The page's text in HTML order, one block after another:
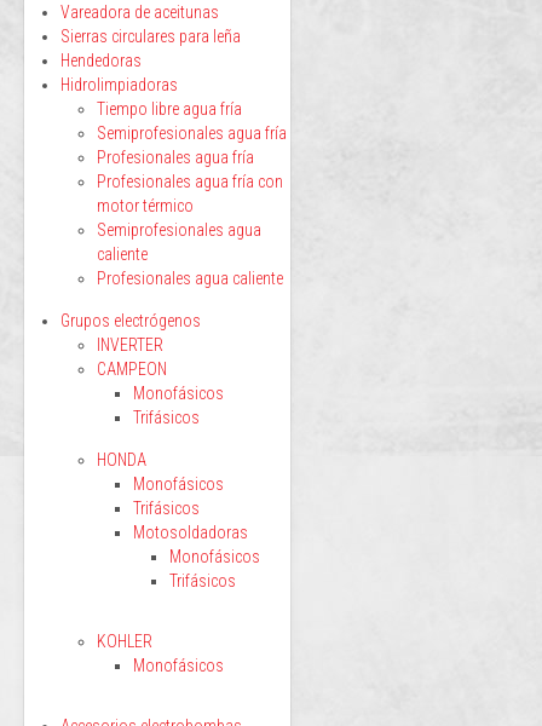
Vareadora de aceitunas
Sierras circulares para leña
Hendedoras
Hidrolimpiadoras
Tiempo libre agua fría
Semiprofesionales agua fría
Profesionales agua fría
Profesionales agua fría con
motor térmico
Semiprofesionales agua
caliente
Profesionales agua caliente
Grupos electrógenos
INVERTER
CAMPEON
Monofásicos
Trifásicos
HONDA
Monofásicos
Trifásicos
Motosoldadoras
Monofásicos
Trifásicos
KOHLER
Monofásicos